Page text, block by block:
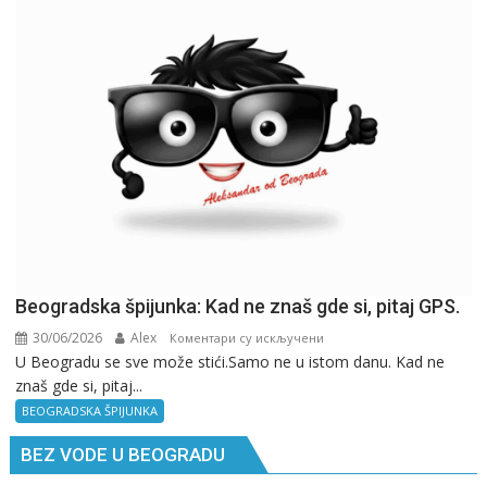
Beogradska špijunka: Kad ne znaš gde si, pitaj GPS.
30/06/2026 Alex Коментари су искључени
Beogradska
U Beogradu se sve može stići.Samo ne u istom danu. Kad ne
znaš gde si, pitaj...
BEOGRADSKA ŠPIJUNKA
BEZ VODE U BEOGRADU